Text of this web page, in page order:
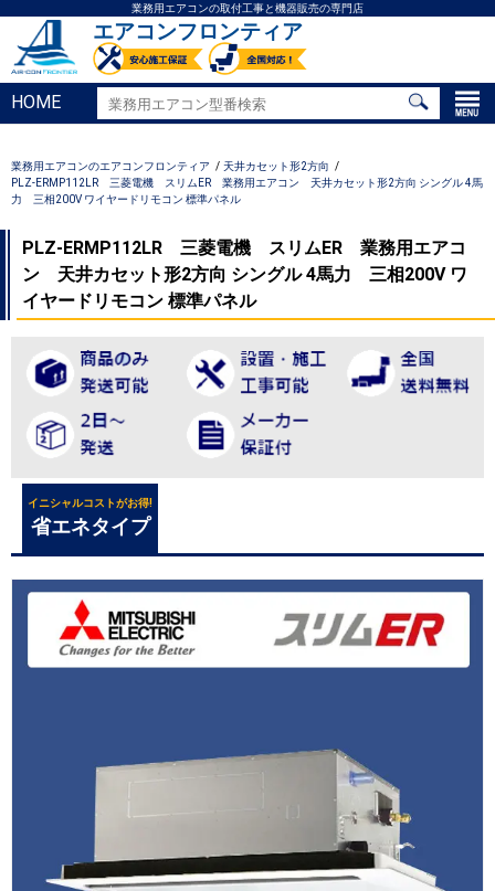
業務用エアコンの取付工事と機器販売の専門店
エアコンフロンティア
HOME
業務用エアコンのエアコンフロンティア
天井カセット形2方向
PLZ-ERMP112LR 三菱電機 スリムER 業務用エアコン 天井カセット形2方向 シングル 4馬
力 三相200V ワイヤードリモコン 標準パネル
PLZ-ERMP112LR 三菱電機 スリムER 業務用エアコ
ン 天井カセット形2方向 シングル 4馬力 三相200V ワ
イヤードリモコン 標準パネル
イニシャルコストがお得!
省エネタイプ